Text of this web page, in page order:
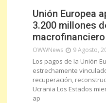
Unión Europea
3.200 millones
OWWNews 9 Agosto,
Los pagos de la Unión
estrechamente
recuperación,
Ucrania Los Estados
ap